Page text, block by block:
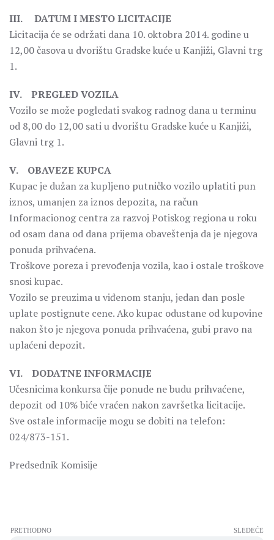
III. DATUM I MESTO LICITACIJE
Licitacija će se održati dana 10. oktobra 2014. godine u
12,00 časova u dvorištu Gradske kuće u Kanjiži, Glavni trg
1.
IV. PREGLED VOZILA
Vozilo se može pogledati svakog radnog dana u terminu
od 8,00 do 12,00 sati u dvorištu Gradske kuće u Kanjiži,
Glavni trg 1.
V. OBAVEZE KUPCA
Kupac je dužan za kupljeno putničko vozilo uplatiti pun
iznos, umanjen za iznos depozita, na račun
Informacionog centra za razvoj Potiskog regiona u roku
od osam dana od dana prijema obaveštenja da je njegova
ponuda prihvaćena.
Troškove poreza i prevođenja vozila, kao i ostale troškove
snosi kupac.
Vozilo se preuzima u viđenom stanju, jedan dan posle
uplate postignute cene. Ako kupac odustane od kupovine
nakon što je njegova ponuda prihvaćena, gubi pravo na
uplaćeni depozit.
VI. DODATNE INFORMACIJE
Učesnicima konkursa čije ponude ne budu prihvaćene,
depozit od 10% biće vraćen nakon završetka licitacije.
Sve ostale informacije mogu se dobiti na telefon:
024/873-151.
Predsednik Komisije
PRETHODNO SLEDEĆE